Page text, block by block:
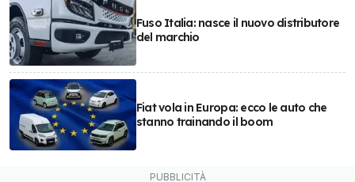
Fuso Italia: nasce il nuovo distributore
del marchio
Fiat vola in Europa: ecco le auto che
stanno trainando il boom